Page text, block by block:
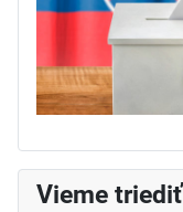
Vieme triediť